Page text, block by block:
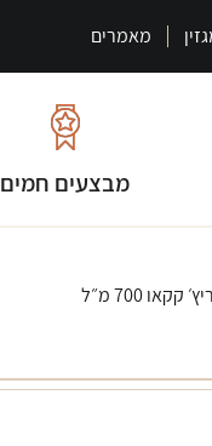
מאמרים
מבצעים חמים
700 מ״ל